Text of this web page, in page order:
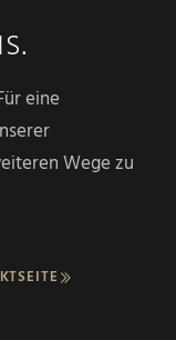
eine
Wege zu